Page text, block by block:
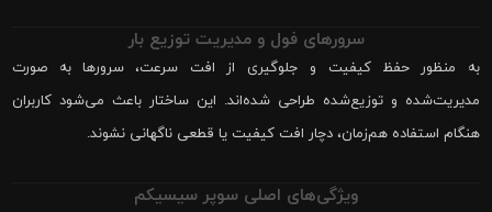
سرورهای فول و مدیریت توزیع بار
به منظور حفظ کیفیت و جلوگیری از افت سرعت، سرورها به صورت
مدیریت‌شده و توزیع‌شده طراحی شده‌اند. این ساختار باعث می‌شود کاربران
هنگام استفاده هم‌زمان، دچار افت کیفیت یا قطعی ناگهانی نشوند.
ویژگی‌های اصلی سوپر سیسیکم